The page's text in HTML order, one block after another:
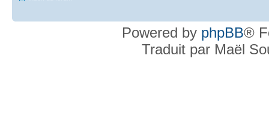
Powered by phpBB®
Traduit par Maël